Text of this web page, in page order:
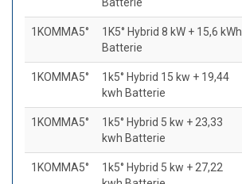
1KOMMA5°
1K5° Hybrid 8 kW + 15,6 kWh
Batterie
1KOMMA5°
1k5° Hybrid 15 kw + 19,44
kwh Batterie
1KOMMA5°
1k5° Hybrid 5 kw + 23,33
kwh Batterie
1KOMMA5°
1k5° Hybrid 5 kw + 27,22